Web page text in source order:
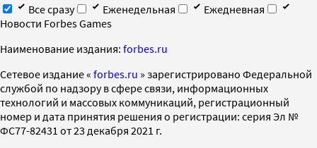
Все сразу
Еженедельная
Ежедневная
Новости Forbes Games
Наименование издания: forbes.ru
Cетевое издание « forbes.ru » зарегистрировано Федеральной
службой по надзору в сфере связи, информационных
технологий и массовых коммуникаций, регистрационный
номер и дата принятия решения о регистрации: серия Эл №
ФС77-82431 от 23 декабря 2021 г.